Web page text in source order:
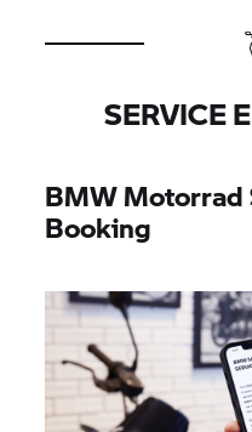
SERVICE
BMW Motorrad
Booking